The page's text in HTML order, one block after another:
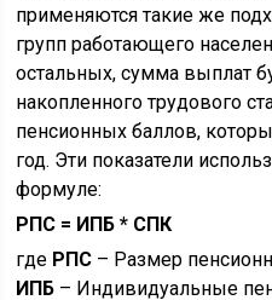
применяются такие же
групп работающего
остальных, сумма выплат
накопленного трудового
пенсионных баллов,
год. Эти показатели
формуле:
РПС = ИПБ * СПК
где РПС – Размер
ИПБ – Индивидуальные